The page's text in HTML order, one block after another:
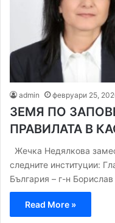
admin февруари 25,
ЗЕМЯ ПО
ПРАВИЛАТА В
Жечка Недялкова
следните институции:
България – г-н
Read More »